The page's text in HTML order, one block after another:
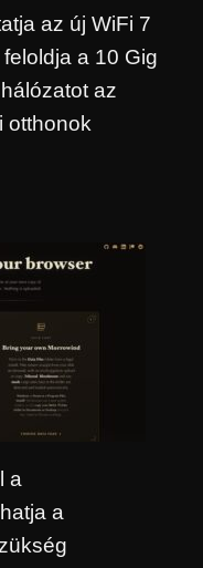
az új WiFi 7
a 10 Gig
az
otthonok
a
a